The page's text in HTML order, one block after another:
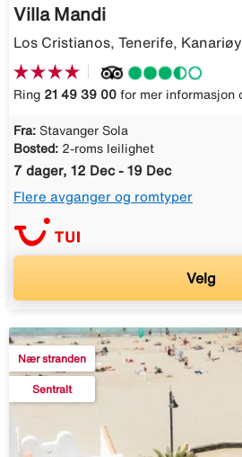
Villa Mandi
Los Cristianos, Tenerife,
Ring 21 49 39 00 for mer informasjon
Fra: Stavanger Sola
Bosted: 2-roms leilighet
7 dager, 12 Dec - 19 Dec
Flere avganger og romtyper
Velg
Nær stranden
Sentralt